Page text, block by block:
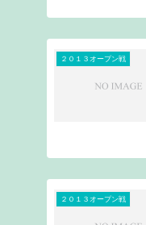
２０１３オープン戦
２０１３オープン戦